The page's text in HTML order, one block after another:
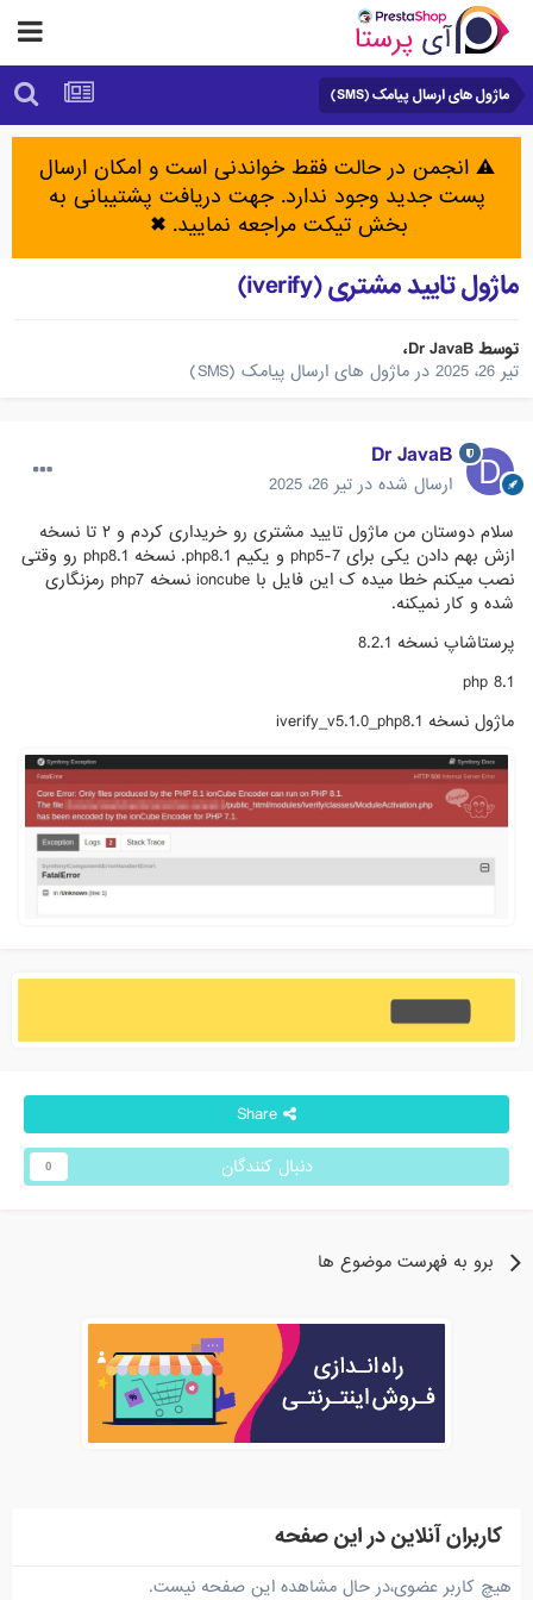
ماژول های ارسال پیامک (SMS)
⚠️ انجمن در حالت فقط خواندنی است و امکان ارسال
پست جدید وجود ندارد. جهت دریافت پشتیبانی به
بخش تیکت مراجعه نمایید. ✖
ماژول تایید مشتری (iverify)
توسطDr JavaB،
تیر 26، 2025
در ماژول های ارسال پیامک (SMS)
Dr JavaB
ارسال شده در تیر 26، 2025
سلام دوستان من ماژول تایید مشتری رو خریداری کردم و ۲ تا نسخه
ازش بهم دادن یکی برای php5-7 و یکیم php8.1. نسخه php8.1 رو وقتی
نصب میکنم خطا میده ک این فایل با ioncube نسخه php7 رمزنگاری
شده و کار نمیکنه.
پرستاشاپ نسخه 8.2.1
php 8.1
ماژول نسخه iverify_v5.1.0_php8.1
Share
دنبال کنندگان
برو به فهرست موضوع ها
کاربران آنلاین در این صفحه
هیچ کاربر عضوی،در حال مشاهده این صفحه نیست.